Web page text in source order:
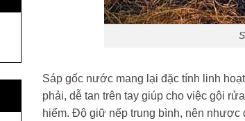
Sáp gốc nước mang lại đặc tính linh
phải, dễ tan trên tay giúp cho việc gội
hiểm. Độ giữ nếp trung bình, nên nhược